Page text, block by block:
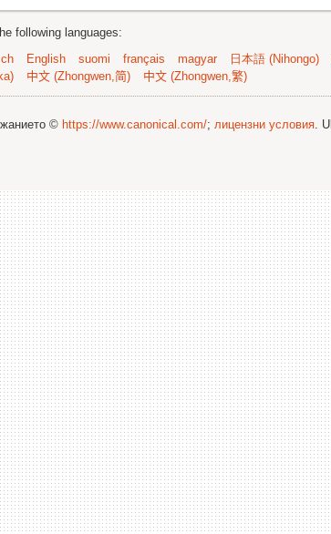
following languages:
English suomi français magyar 日本語 (Nihongo)
中文 (Zhongwen,简) 中文 (Zhongwen,繁)
© https://www.canonical.com/; лицензни условия.